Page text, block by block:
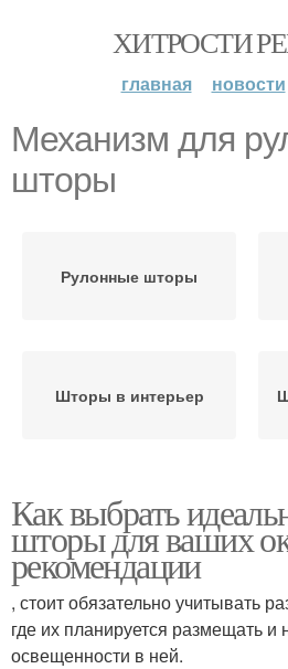
ХИТРОСТИ
главная новости
Механизм для
шторы
Рулонные шторы
Шторы в интерьер
Окна под рулонные
шторы
Шариковый механизм
Как выбрать
шторы для ваших
рекомендации
, стоит обязательно учитывать
где их планируется размещать
освещенности в ней.